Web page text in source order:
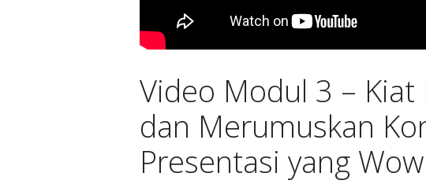
Video Modul 3 – Kiat
dan Merumuskan
Presentasi yang